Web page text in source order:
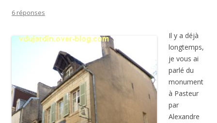
6 réponses
Il y a déjà
longtemps,
je vous ai
parlé du
monument
à Pasteur
par
Alexandre